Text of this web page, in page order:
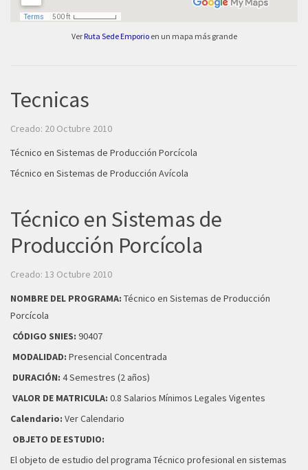
Ver Ruta Sede Emporioen un mapa más grande
Tecnicas
Creado: 20 Octubre 2010
Técnico en Sistemas de Producción Porcícola
Técnico en Sistemas de Producción Avícola
Técnico en Sistemas de
Producción Porcícola
Creado: 13 Octubre 2010
NOMBRE DEL PROGRAMA: Técnico en Sistemas de Producción
Porcícola
CÓDIGO SNIES: 90407
MODALIDAD: Presencial Concentrada
DURACIÓN: 4 Semestres (2 años)
VALOR DE MATRICULA: 0.8 Salarios Mínimos Legales Vigentes
Calendario: Ver Calendario
OBJETO DE ESTUDIO:
El objeto de estudio del programa Técnico profesional en sistemas